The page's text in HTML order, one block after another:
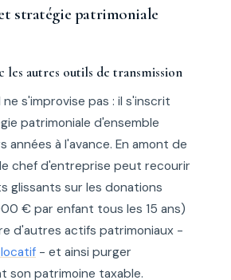
stratégie patrimoniale
autres outils de transmission
s'improvise pas : il s'inscrit
patrimoniale d'ensemble
années à l'avance. En amont de
chef d'entreprise peut recourir
glissants sur les donations
€ par enfant tous les 15 ans)
d'autres actifs patrimoniaux -
- et ainsi purger
son patrimoine taxable.